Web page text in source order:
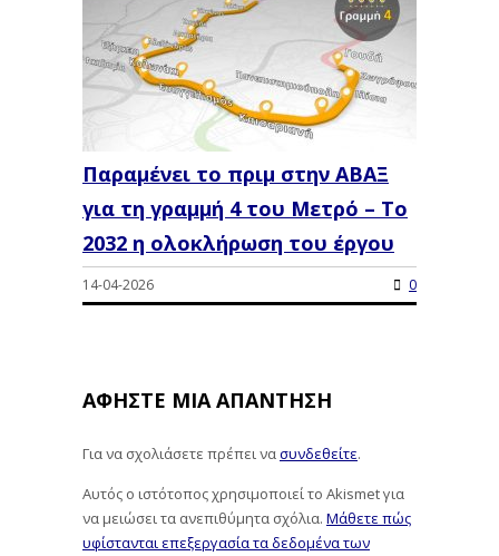
Παραμένει το πριμ στην ΑΒΑΞ
για τη γραμμή 4 του Μετρό – Το
2032 η ολοκλήρωση του έργου
14-04-2026 0
ΑΦΉΣΤΕ ΜΙΑ ΑΠΆΝΤΗΣΗ
Για να σχολιάσετε πρέπει νασυνδεθείτε.
Αυτός ο ιστότοπος χρησιμοποιεί το Akismet για
να μειώσει τα ανεπιθύμητα σχόλια. Μάθετε πώς
υφίστανται επεξεργασία τα δεδομένα των